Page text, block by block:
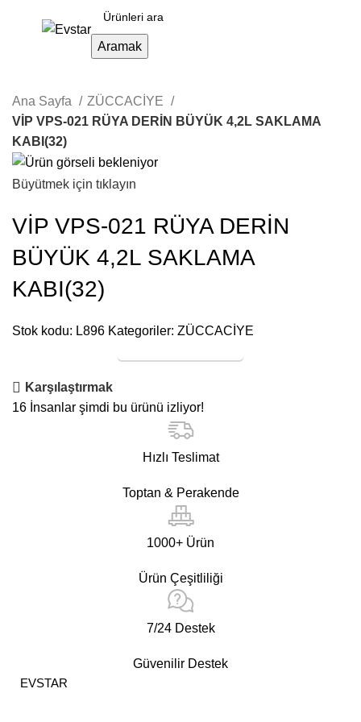
Aramak
Ana Sayfa
ZÜCCACİYE
VİP VPS-021 RÜYA DERİN BÜYÜK 4,2L SAKLAMA
KABI(32)
Büyütmek için tıklayın
VİP VPS-021 RÜYA DERİN
BÜYÜK 4,2L SAKLAMA
KABI(32)
Stok kodu: L896 Kategoriler: ZÜCCACİYE
Karşılaştırmak
16 İnsanlar şimdi bu ürünü izliyor!
Hızlı Teslimat
Toptan & Perakende
1000+ Ürün
Ürün Çeşitliliği
7/24 Destek
Güvenilir Destek
EVSTAR